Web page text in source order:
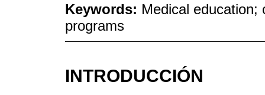
Keywords: Medical education;
programs
INTRODUCCIÓN